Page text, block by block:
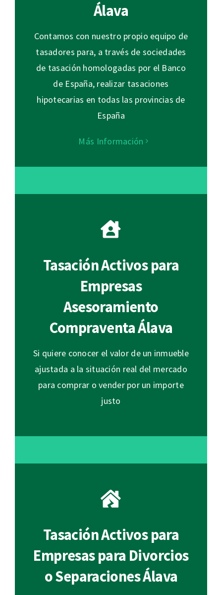
Álava
Contamos con nuestro propio equipo de
tasadores para, a través de sociedades
de tasación homologadas por el Banco
de España, realizar tasaciones
hipotecarias en todas las provincias de
España
Más Información
Tasación Activos para
Empresas
Asesoramiento
Compraventa Álava
Si quiere conocer el valor de un inmueble
ajustada a la situación real del mercado
para comprar o vender por un importe
justo
Tasación Activos para
Empresas para Divorcios
o Separaciones Álava